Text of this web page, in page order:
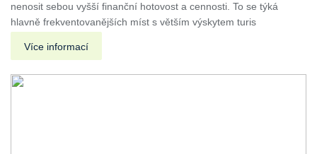
nenosit sebou vyšší finanční hotovost a cennosti. To se týká
hlavně frekventovanějších míst s větším výskytem turis
Více informací